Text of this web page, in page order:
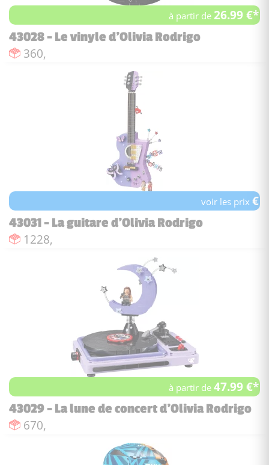
à partir de26.99 €*
43028 - Le vinyle d'Olivia Rodrigo
Nombre de pièces :
360,
voir les prix€
43031 - La guitare d'Olivia Rodrigo
Nombre de pièces :
1228,
à partir de47.99 €*
43029 - La lune de concert d'Olivia Rodrigo
Nombre de pièces :
670,